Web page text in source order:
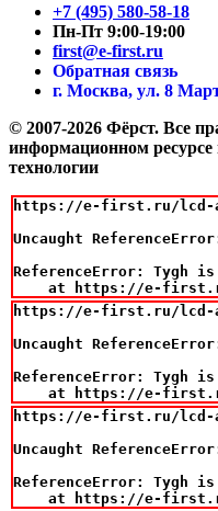
+7 (495) 580-58-18
Пн-Пт 9:00-19:00
first@e-first.ru
Обратная связь
г. Москва, ул. 8
© 2007-2026 Фёрст. Все
информационном
технологии
https://e-first.ru/lcd-aoc-
Uncaught
ReferenceError: Tygh
at https://e-
https://e-first.ru/lcd-aoc-
Uncaught
ReferenceError: Tygh
at https://e-
https://e-first.ru/lcd-aoc-
Uncaught
ReferenceError: Tygh
at https://e-